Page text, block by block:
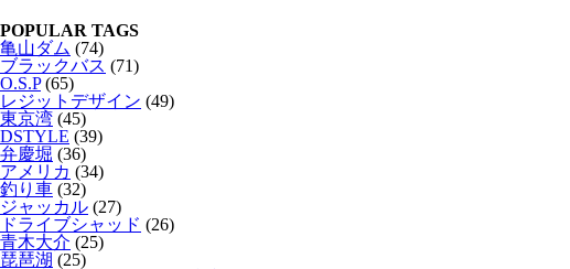
POPULAR TAGS
亀山ダム (74)
ブラックバス (71)
O.S.P(65)
レジットデザイン (49)
東京湾 (45)
DSTYLE (39)
弁慶堀 (36)
アメリカ (34)
釣り車 (32)
ジャッカル (27)
ドライブシャッド (26)
青木大介 (25)
琵琶湖 (25)